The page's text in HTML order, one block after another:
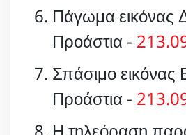
Πάγωμα εικόνας
Προάστια -
Σπάσιμο εικόνας
Προάστια -
Η τηλεόραση